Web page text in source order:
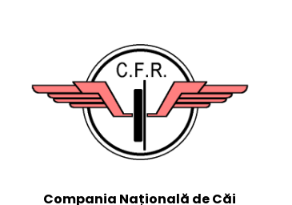
Compania Națională de Căi